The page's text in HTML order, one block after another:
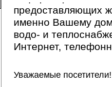
предоставляющих
именно Вашему
водо- и
Интернет,
Уважаемые посетители!